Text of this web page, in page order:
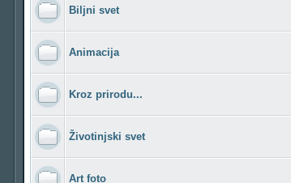
Biljni svet
Animacija
Kroz prirodu...
Životinjski svet
Art foto